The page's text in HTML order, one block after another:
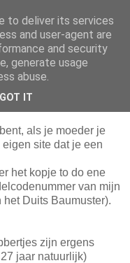
als je moeder je
site dat je een
het kopje to do ene
van mijn
Duits Baumuster).
zijn ergens
jaar natuurlijk)
to deliver its services
and user-agent are
and security
generate usage
abuse.
GOT IT